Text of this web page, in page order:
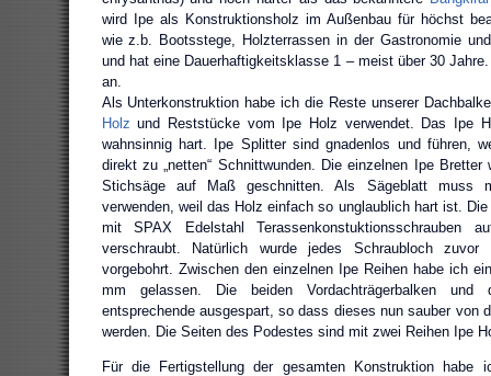
wird Ipe als Konstruktionsholz im Außenbau für höchst
wie z.b. Bootsstege, Holzterrassen in der Gastronomie
und hat eine Dauerhaftigkeitsklasse 1 – meist über 30
an.
Als Unterkonstruktion habe ich die Reste unserer
Holz und Reststücke vom Ipe Holz verwendet. Das Ipe
wahnsinnig hart. Ipe Splitter sind gnadenlos und führen,
direkt zu „netten“ Schnittwunden. Die einzelnen Ipe
Stichsäge auf Maß geschnitten. Als Sägeblatt muss
verwenden, weil das Holz einfach so unglaublich hart ist.
mit SPAX Edelstahl Terassenkonstuktionsschrauben
verschraubt. Natürlich wurde jedes Schraubloch zuvor
vorgebohrt. Zwischen den einzelnen Ipe Reihen habe ich
mm gelassen. Die beiden Vordachträgerbalken
entsprechende ausgespart, so dass dieses nun sauber von
werden. Die Seiten des Podestes sind mit zwei Reihen Ipe
Für die Fertigstellung der gesamten Konstruktion habe